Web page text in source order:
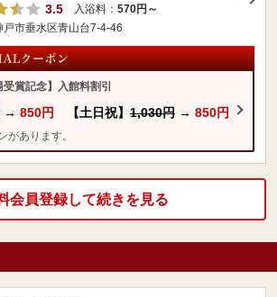
3.5
入浴料： 570円～
戸市垂水区青山台7-4-46
受賞記念】入館料割引
→ 850円 【土日祝】 1,030円 → 850円
があります。
会員登録して続きを見る